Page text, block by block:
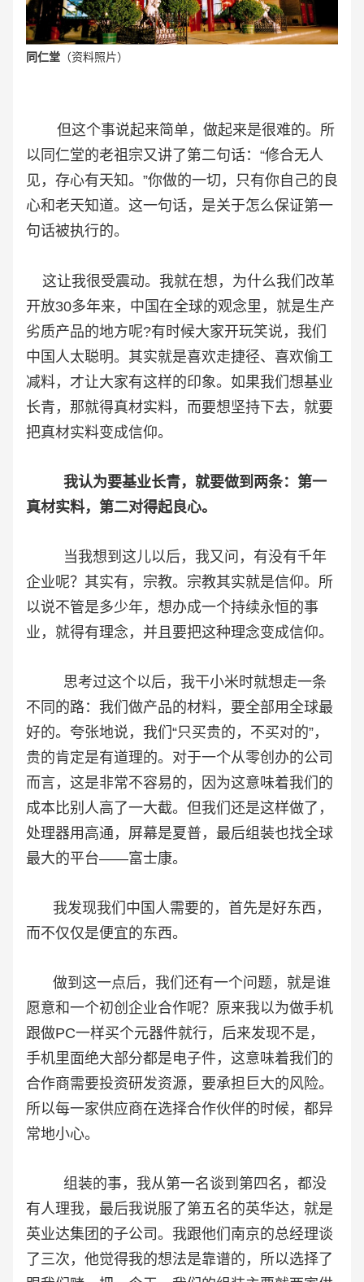
同仁堂 （资料照片）
但这个事说起来简单，做起来是很难的。所
以同仁堂的老祖宗又讲了第二句话：“修合无人
见，存心有天知。”你做的一切，只有你自己的良
心和老天知道。这一句话，是关于怎么保证第一
句话被执行的。
这让我很受震动。我就在想，为什么我们改革
开放30多年来，中国在全球的观念里，就是生产
劣质产品的地方呢?有时候大家开玩笑说，我们
中国人太聪明。其实就是喜欢走捷径、喜欢偷工
减料，才让大家有这样的印象。如果我们想基业
长青，那就得真材实料，而要想坚持下去，就要
把真材实料变成信仰。
我认为要基业长青，就要做到两条：第一
真材实料，第二对得起良心。
当我想到这儿以后，我又问，有没有千年
企业呢？其实有，宗教。宗教其实就是信仰。所
以说不管是多少年，想办成一个持续永恒的事
业，就得有理念，并且要把这种理念变成信仰。
思考过这个以后，我干小米时就想走一条
不同的路：我们做产品的材料，要全部用全球最
好的。夸张地说，我们“只买贵的，不买对的”，
贵的肯定是有道理的。对于一个从零创办的公司
而言，这是非常不容易的，因为这意味着我们的
成本比别人高了一大截。但我们还是这样做了，
处理器用高通，屏幕是夏普，最后组装也找全球
最大的平台——富士康。
我发现我们中国人需要的，首先是好东西，
而不仅仅是便宜的东西。
做到这一点后，我们还有一个问题，就是谁
愿意和一个初创企业合作呢？原来我以为做手机
跟做PC一样买个元器件就行，后来发现不是，
手机里面绝大部分都是电子件，这意味着我们的
合作商需要投资研发资源，要承担巨大的风险。
所以每一家供应商在选择合作伙伴的时候，都异
常地小心。
组装的事，我从第一名谈到第四名，都没
有人理我，最后我说服了第五名的英华达，就是
英业达集团的子公司。我跟他们南京的总经理谈
了三次，他觉得我的想法是靠谱的，所以选择了